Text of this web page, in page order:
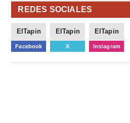
REDES SOCIALES
ElTapin
Facebook
ElTapin
X
ElTapin
Instagram